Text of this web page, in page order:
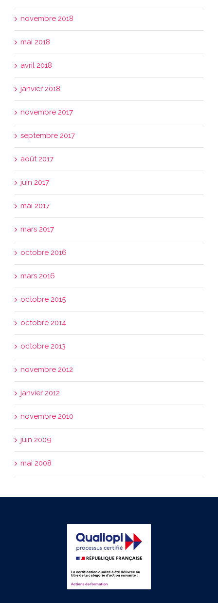
novembre 2018
mai 2018
avril 2018
janvier 2018
novembre 2017
septembre 2017
août 2017
juin 2017
mai 2017
mars 2017
octobre 2016
mars 2016
octobre 2015
octobre 2014
octobre 2013
novembre 2012
janvier 2012
novembre 2010
juin 2009
mai 2008